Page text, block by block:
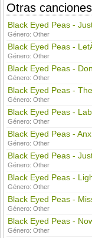
Otras canciones
Black Eyed Peas -
Género:Other
Black Eyed Peas -
Género:Other
Black Eyed Peas -
Género:Other
Black Eyed Peas -
Género:Other
Black Eyed Peas -
Género:Other
Black Eyed Peas -
Género:Other
Black Eyed Peas -
Género:Other
Black Eyed Peas -
Género:Other
Black Eyed Peas -
Género:Other
Black Eyed Peas -
Género:Other